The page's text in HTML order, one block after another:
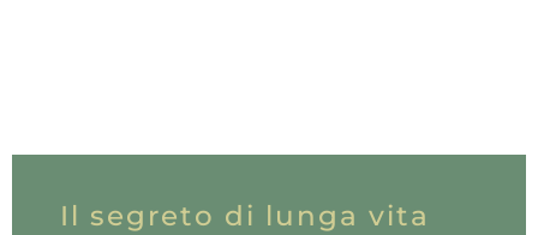
Il segreto di lunga vita